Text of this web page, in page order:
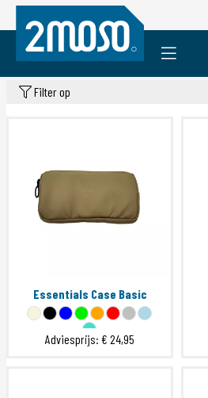
Filter op
Essentials Case Basic
Adviesprijs: € 24,95